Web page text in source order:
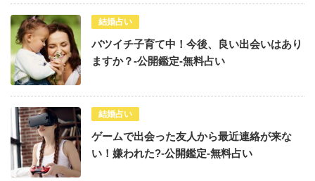
結婚占い
バツイチ子育て中！今後、良い出会いはあり
ますか？-公開鑑定-無料占い
結婚占い
ゲームで出会った友人から最近連絡が来な
い！嫌われた?-公開鑑定-無料占い